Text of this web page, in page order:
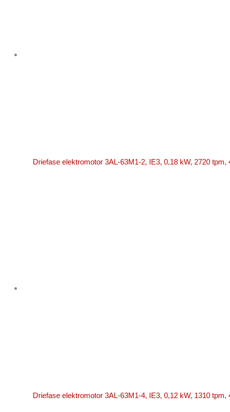
Driefase elektromotor 3AL-63M1-2, IE3, 0,18 kW, 2720 tpm,
Driefase elektromotor 3AL-63M1-4, IE3, 0,12 kW, 1310 tpm,